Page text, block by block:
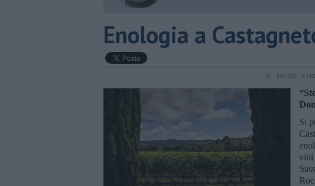
Enologia a
DI NADIO
Si
vini